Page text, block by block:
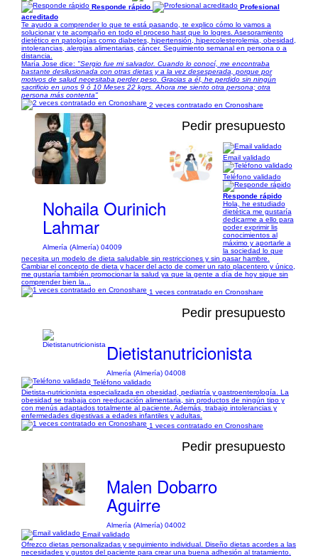
Responde rápido
Profesional
acreditado
Te ayudo a comprender lo que te está pasando, te explico cómo lo vamos a
solucionar y te acompaño en todo el proceso hast que lo logres. Asesoramiento
dietético en patologías como diabetes, hipertensión, hipercolesterolemia, obesidad,
intolerancias, alergias alimentarias, cáncer. Seguimiento semanal en persona o a
distancia.
María Jose dice: "Sergio fue mi salvador. Cuando lo conocí, me encontraba
bastante desilusionada con otras dietas y a la vez desesperada, porque por
motivos de salud necesitaba perder peso. Gracias a él, he perdido sin ningún
sacrificio en unos 9 ó 10 Meses 22 kgrs. Ahora me siento otra persona; otra
persona más contenta"
2 veces contratado en Cronoshare
1/14
Pedir presupuesto
Nohaila Ourinich
Lahmar
Almería (Almería) 04009
Email validado
Teléfono validado
Responde rápido
Hola, he estudiado
dietética me gustaría
dedicarme a ello para
poder exprimir lis
conocimientos al
máximo y aportarle a
la sociedad lo que
necesita un modelo de dieta saludable sin restricciones y sin pasar hambre.
Cambiar el concepto de dieta y hacer del acto de comer un rato placentero y único,
me gustaría también promocionar la salud ya que la gente a día de hoy sigue sin
comprender bien la...
1 veces contratado en Cronoshare
Pedir presupuesto
Dietistanutricionista
Almería (Almería) 04008
Teléfono validado
Dietista-nutricionista especializada en obesidad, pediatría y gastroenterología. La
obesidad se trabaja con reeducación alimentaria, sin productos de ningún tipo y
con menús adaptados totalmente al paciente. Además, trabajo intolerancias y
enfermedades digestivas a edades infantiles y adultas.
1 veces contratado en Cronoshare
Pedir presupuesto
Malen Dobarro
Aguirre
Almería (Almería) 04002
Email validado
Ofrezco dietas personalizadas y seguimiento individual. Diseño dietas acordes a las
necesidades y gustos del paciente para crear una buena adhesión al tratamiento.